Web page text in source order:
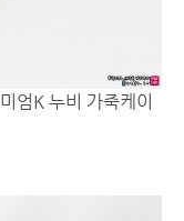
엄K 누비 가죽케이